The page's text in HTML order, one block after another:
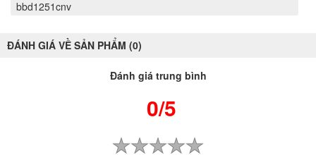
bbd1251cnv
ĐÁNH GIÁ VỀ SẢN PHẨM (0)
Đánh giá trung bình
0/5